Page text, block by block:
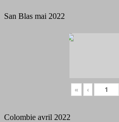
San Blas mai 2022
« ‹
Colombie avril 2022